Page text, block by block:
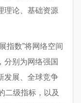
理论、基础资源
数”将网络空间
分别为网络强国
发展、全球竞争
二级指标，以及